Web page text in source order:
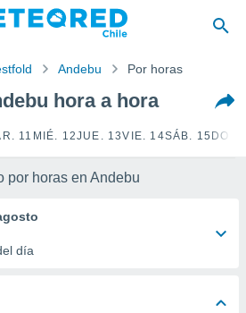
Andebu Por horas
hora a hora
11 MIÉ. 12JUE. 13VIE. 14SÁB. 15
por horas en Andebu
día